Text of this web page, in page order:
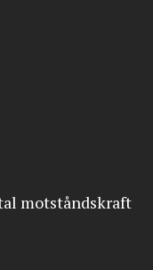
motståndskraft